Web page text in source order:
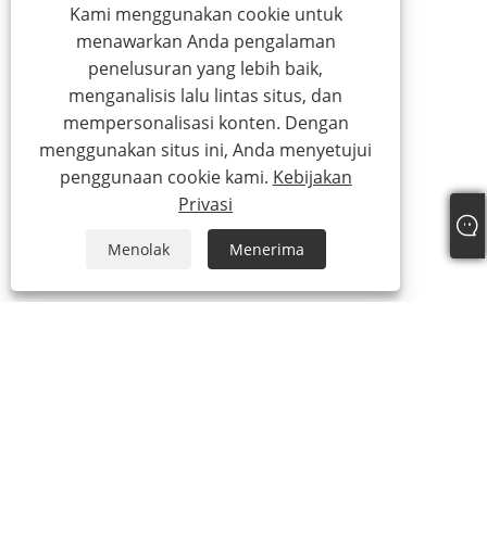
Kami menggunakan cookie untuk
menawarkan Anda pengalaman
penelusuran yang lebih baik,
menganalisis lalu lintas situs, dan
mempersonalisasi konten. Dengan
menggunakan situs ini, Anda menyetujui
penggunaan cookie kami. Kebijakan
Privasi
Menolak Menerima